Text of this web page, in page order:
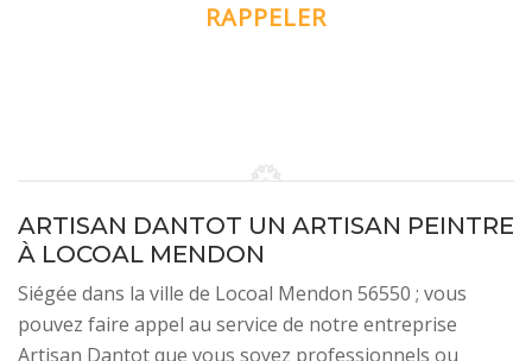
ARTISAN DANTOT UN ARTISAN PEINTRE
À LOCOAL MENDON
Siégée dans la ville de Locoal Mendon 56550 ; vous
pouvez faire appel au service de notre entreprise
Artisan Dantot que vous soyez professionnels ou